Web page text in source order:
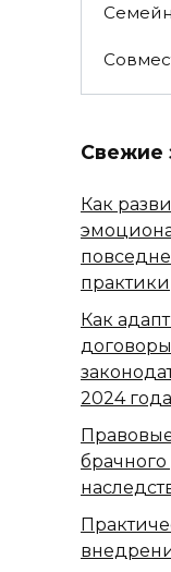
Свежие
Как
практики
Как
2024 года